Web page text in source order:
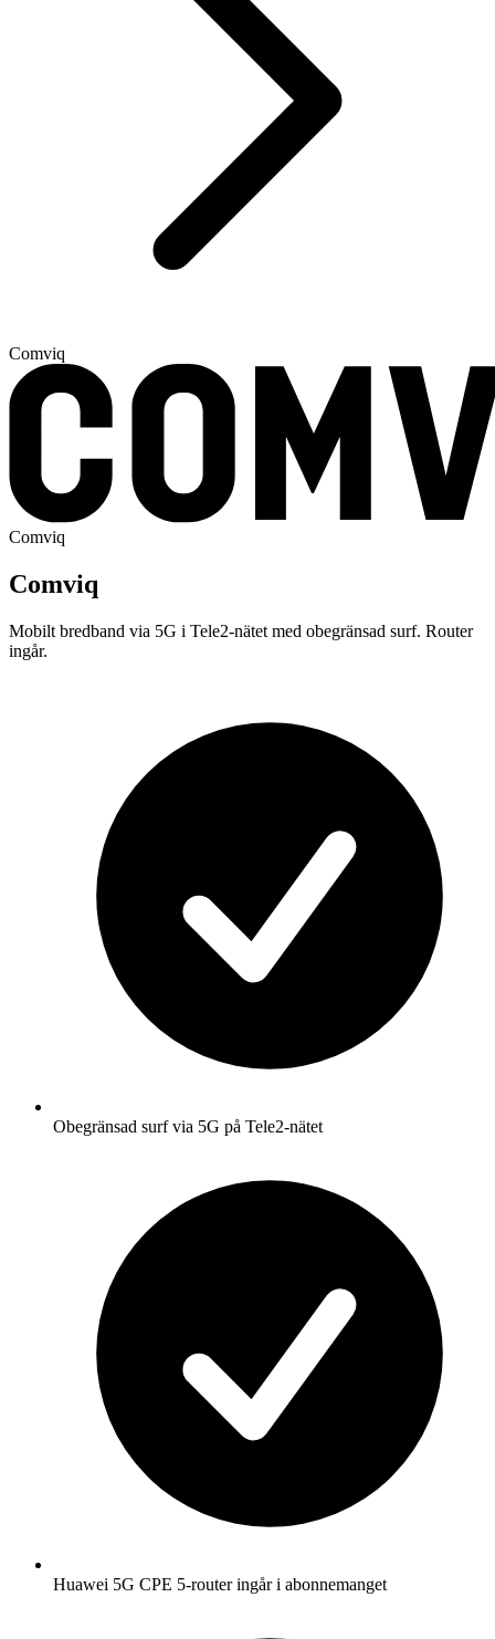
Comviq
Comviq
Comviq
Mobilt bredband via 5G i Tele2-nätet med obegränsad surf. Router
ingår.
Obegränsad surf via 5G på Tele2-nätet
Huawei 5G CPE 5-router ingår i abonnemanget